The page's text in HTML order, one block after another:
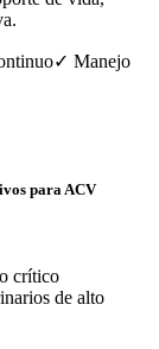
✓ Manejo
para ACV
crítico
de alto